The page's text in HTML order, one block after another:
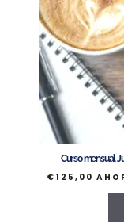
Curso mensual
€ 125,00